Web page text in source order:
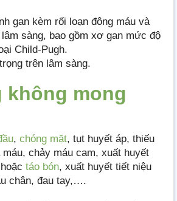
gan kèm rối loạn đông máu và
sàng, bao gồm xơ gan mức độ
Child-Pugh.
trên lâm sàng.
không mong
, chóng mặt, tụt huyết áp, thiếu
chảy máu cam, xuất huyết
hoặc táo bón, xuất huyết tiết niệu
chân, đau tay,….